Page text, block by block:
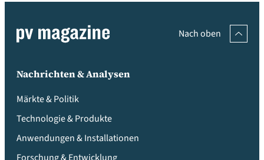
Nach oben
Nachrichten & Analysen
Märkte & Politik
Technologie & Produkte
Anwendungen & Installationen
Forschung & Entwicklung